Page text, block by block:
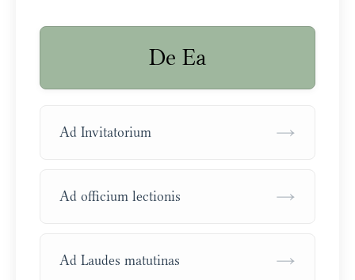
De Ea
Ad Invitatorium →
Ad officium lectionis →
Ad Laudes matutinas →